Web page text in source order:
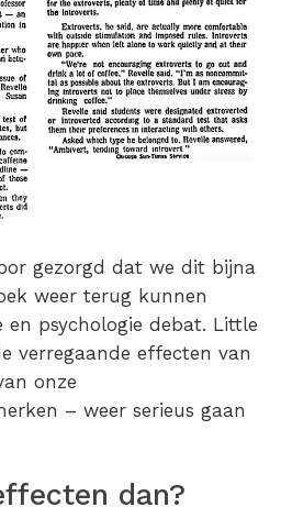
gezorgd dat we dit bijna
weer terug kunnen
psychologie debat. Little
verregaande effecten van
onze
– weer serieus gaan
dan?